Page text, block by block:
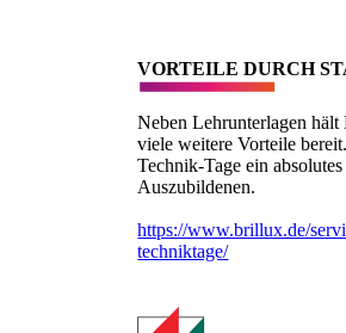
VORTEILE DURCH
Neben Lehrunterlagen
viele weitere Vorteile
Technik-Tage ein
Auszubildenen.
https://www.brillux.de/
techniktage/